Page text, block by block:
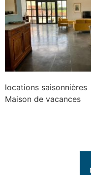
locations saisonnières
Maison de vacances